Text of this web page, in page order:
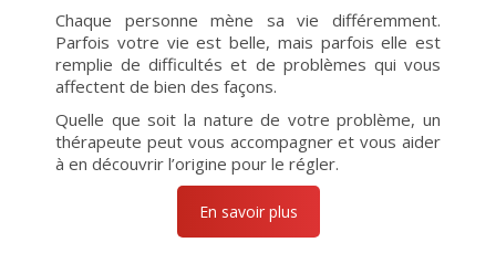
Chaque personne mène sa vie différemment.
Parfois votre vie est belle, mais parfois elle est
remplie de difficultés et de problèmes qui vous
affectent de bien des façons.
Quelle que soit la nature de votre problème, un
thérapeute peut vous accompagner et vous aider
à en découvrir l’origine pour le régler.
En savoir plus